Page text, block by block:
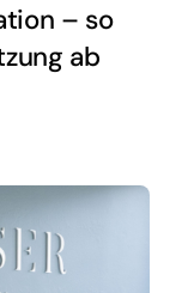
– so
ab